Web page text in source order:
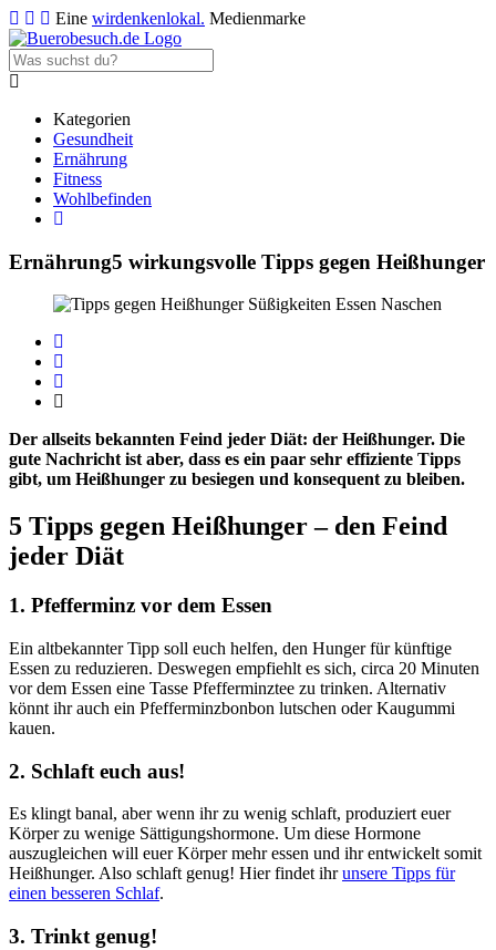
Eine wirdenkenlokal. Medienmarke
Kategorien
Gesundheit
Ernährung
Fitness
Wohlbefinden
Ernährung5 wirkungsvolle Tipps gegen Heißhunger
Der allseits bekannten Feind jeder Diät: der Heißhunger. Die
gute Nachricht ist aber, dass es ein paar sehr effiziente Tipps
gibt, um Heißhunger zu besiegen und konsequent zu bleiben.
5 Tipps gegen Heißhunger – den Feind
jeder Diät
1. Pfefferminz vor dem Essen
Ein altbekannter Tipp soll euch helfen, den Hunger für künftige
Essen zu reduzieren. Deswegen empfiehlt es sich, circa 20 Minuten
vor dem Essen eine Tasse Pfefferminztee zu trinken. Alternativ
könnt ihr auch ein Pfefferminzbonbon lutschen oder Kaugummi
kauen.
2. Schlaft euch aus!
Es klingt banal, aber wenn ihr zu wenig schlaft, produziert euer
Körper zu wenige Sättigungshormone. Um diese Hormone
auszugleichen will euer Körper mehr essen und ihr entwickelt somit
Heißhunger. Also schlaft genug! Hier findet ihrunsere Tipps für
einen besseren Schlaf.
3. Trinkt genug!